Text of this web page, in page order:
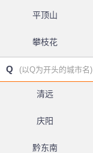
平顶山
攀枝花
Q (以Q为开头的城市名)
清远
庆阳
黔东南